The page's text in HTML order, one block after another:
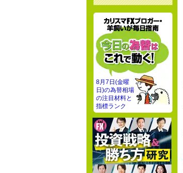
8月7日(金曜
日)の為替相場
の注目材料と
指標ランク